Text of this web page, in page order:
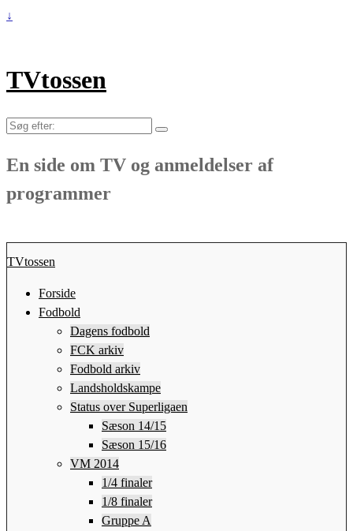
↓
TVtossen
Søg
En side om TV og anmeldelser af
programmer
TVtossen
Forside
Fodbold
Dagens fodbold
FCK arkiv
Fodbold arkiv
Landsholdskampe
Status over Superligaen
Sæson 14/15
Sæson 15/16
VM 2014
1/4 finaler
1/8 finaler
Gruppe A